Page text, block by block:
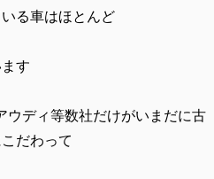
る車はほとんど
す
ウディ等数社だけがいまだに古
だわって